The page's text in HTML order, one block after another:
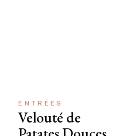
ENTRÉES
Velouté de